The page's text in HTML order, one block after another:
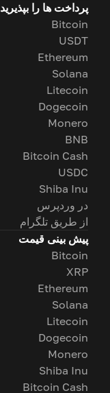
پرداخت ها را بپذیرید
Bitcoin
USDT
Ethereum
Solana
Litecoin
Dogecoin
Monero
BNB
Bitcoin Cash
USDC
Shiba Inu
در وردپرس
از طریق تلگرام
پیش بینی قیمت
Bitcoin
XRP
Ethereum
Solana
Litecoin
Dogecoin
Monero
Shiba Inu
Bitcoin Cash